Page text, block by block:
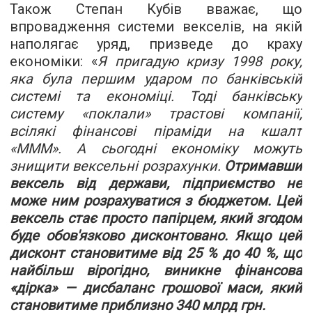
Також Степан Кубів вважає, що
впровадження системи векселів, на якій
наполягає уряд, призведе до краху
економіки: «Я пригадую кризу 1998 року,
яка була першим ударом по банківській
системі та економіці. Тоді банківську
систему «поклали»трастові компанії,
всілякі фінансові піраміди на кшалт
«МММ». А сьогодні економіку можуть
знищити вексельні розрахунки. Отримавши
вексель від держави, підприємство не
може ним розрахуватися з бюджетом. Цей
вексель стає просто папірцем, який згодом
буде обов'язково дисконтовано. Якщо цей
дисконт становитиме від 25 % до 40 %, що
найбільш вірогідно, виникне фінансова
«дірка»— дисбаланс грошової маси, який
становитиме приблизно 340 млрд грн.